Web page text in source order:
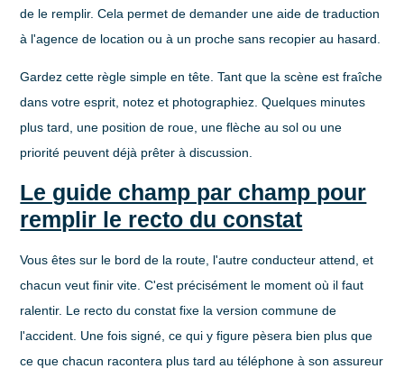
de le remplir. Cela permet de demander une aide de traduction
à l'agence de location ou à un proche sans recopier au hasard.
Gardez cette règle simple en tête. Tant que la scène est fraîche
dans votre esprit, notez et photographiez. Quelques minutes
plus tard, une position de roue, une flèche au sol ou une
priorité peuvent déjà prêter à discussion.
Le guide champ par champ pour
remplir le recto du constat
Vous êtes sur le bord de la route, l'autre conducteur attend, et
chacun veut finir vite. C'est précisément le moment où il faut
ralentir. Le recto du constat fixe la version commune de
l'accident. Une fois signé, ce qui y figure pèsera bien plus que
ce que chacun racontera plus tard au téléphone à son assureur